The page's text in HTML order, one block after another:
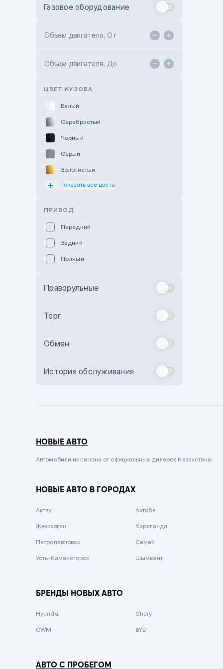
Toyota Kokshetau
Hyundai ShymCity
Газовое оборудование
Объем двигателя, От
Объем двигателя, До
ЦВЕТ КУЗОВА
Белый
Серебристый
Черный
Серый
Золотистый
Оранжевый
Бежевый
Комбинированный
Сиреневый металлик
Вишневый
Зеленый металлик
Показать все цвета
ПРИВОД
Передний
Задний
Полный
Праворульные
Торг
Обмен
История обслуживания
НОВЫЕ АВТО
Автомобили из салона от официальных дилеров Казахстана.
НОВЫЕ АВТО В ГОРОДАХ
Актау Актобе
Жезказган Караганда
Петропавловск Семей
Усть-Каменогорск Шымкент
БРЕНДЫ НОВЫХ АВТО
Hyundai Chery
GWM BYD
АВТО С ПРОБЕГОМ